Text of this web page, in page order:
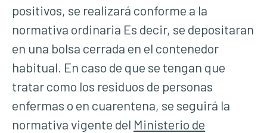
positivos, se realizará conforme a la
normativa ordinaria Es decir, se depositaran
en una bolsa cerrada en el contenedor
habitual. En caso de que se tengan que
tratar como los residuos de personas
enfermas o en cuarentena, se seguirá la
normativa vigente del Ministerio de